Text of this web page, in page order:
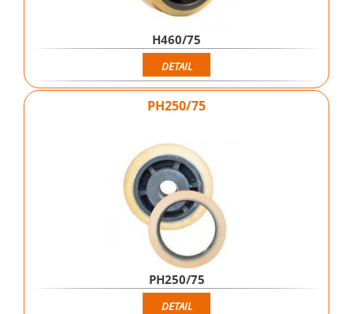
H460/75
DETAIL
PH250/75
PH250/75
DETAIL